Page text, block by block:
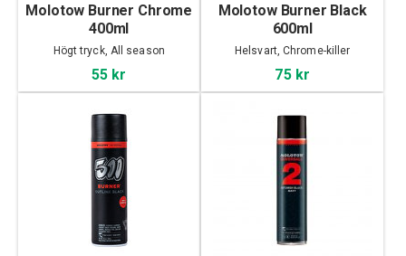
Molotow Burner Chrome
400ml
Högt tryck, All season
55 kr
Molotow Burner Black
600ml
Helsvart, Chrome-killer
75 kr